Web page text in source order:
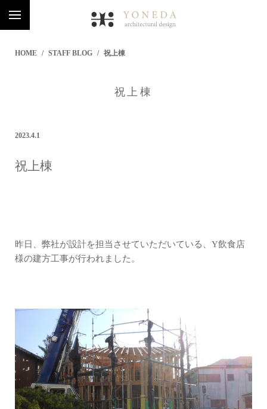
HOME STAFF BLOG 祝上棟
祝上棟
2023.4.1
祝上棟
昨日、弊社が設計を担当させていただいている、Y飲食店
様の建方工事が行われました。